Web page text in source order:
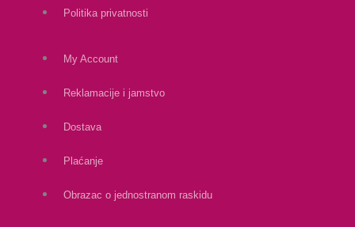
Politika privatnosti
My Account
Reklamacije i jamstvo
Dostava
Plaćanje
Obrazac o jednostranom raskidu